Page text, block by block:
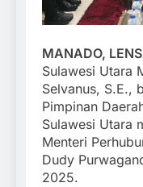
MANADO,
Sulawesi Utara
Selvanus, S.E.,
Pimpinan
Sulawesi Utara
Menteri
Dudy
2025.